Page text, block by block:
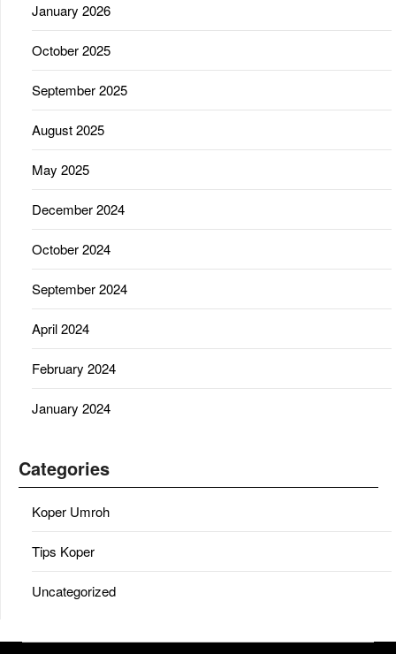
January 2026
October 2025
September 2025
August 2025
May 2025
December 2024
October 2024
September 2024
April 2024
February 2024
January 2024
Categories
Koper Umroh
Tips Koper
Uncategorized